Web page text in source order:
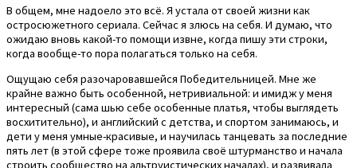
В общем, мне надоело это всё. Я устала от своей жизни как
остросюжетного сериала. Сейчас я злюсь на себя. И думаю, что
ожидаю вновь какой-то помощи извне, когда пишу эти строки,
когда вообще-то пора полагаться только на себя.
Ощущаю себя разочаровавшейся Победительницей. Мне же
крайне важно быть особенной, нетривиальной: и имидж у меня
интересный (сама шью себе особенные платья, чтобы выглядеть
восхитительно), и английский с детства, и спортом занимаюсь, и
дети у меня умные-красивые, и научилась танцевать за последние
пять лет (в этой сфере тоже проявила своё штурманство и начала
строить сообщество на альтруистических началах), и развивала